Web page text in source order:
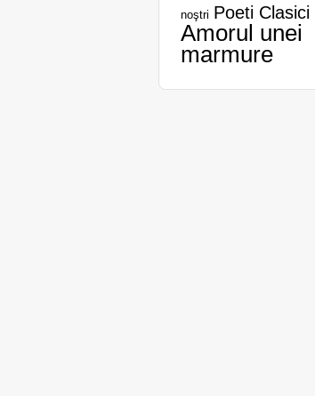
noştri Poeti Clasici
Amorul unei
marmure